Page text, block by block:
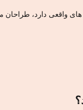
واقعی دارد،